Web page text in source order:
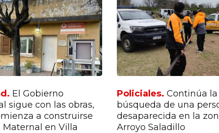
Continúa la
de una persona
en la zona del
Policiales.Mujer
un choque entre una
camioneta y una
25 de Mayo